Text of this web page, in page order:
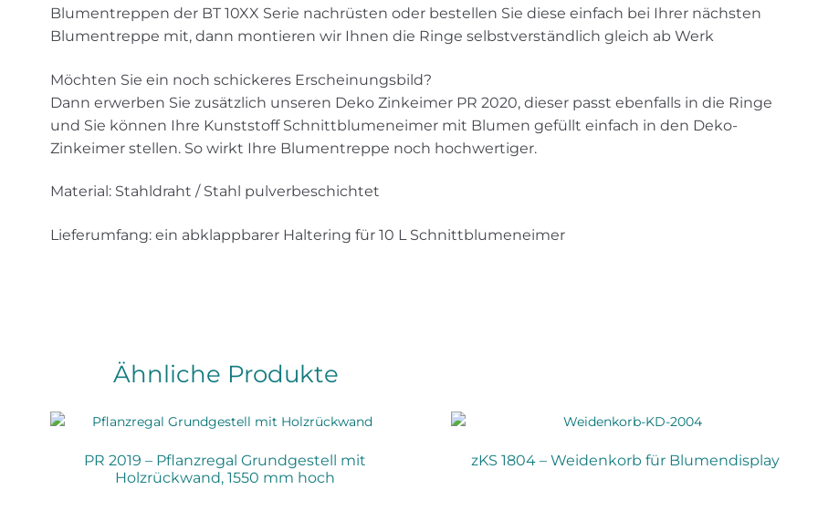
Blumentreppen der BT 10XX Serie nachrüsten oder bestellen Sie diese einfach bei Ihrer nächsten
Blumentreppe mit, dann montieren wir Ihnen die Ringe selbstverständlich gleich ab Werk
Möchten Sie ein noch schickeres Erscheinungsbild?
Dann erwerben Sie zusätzlich unseren Deko Zinkeimer PR 2020, dieser passt ebenfalls in die Ringe
und Sie können Ihre Kunststoff Schnittblumeneimer mit Blumen gefüllt einfach in den Deko-
Zinkeimer stellen. So wirkt Ihre Blumentreppe noch hochwertiger.
Material: Stahldraht / Stahl pulverbeschichtet
Lieferumfang: ein abklappbarer Haltering für 10 L Schnittblumeneimer
Ähnliche Produkte
PR 2019 – Pflanzregal Grundgestell mit
Holzrückwand, 1550 mm hoch
zKS 1804 – Weidenkorb für Blumendisplay